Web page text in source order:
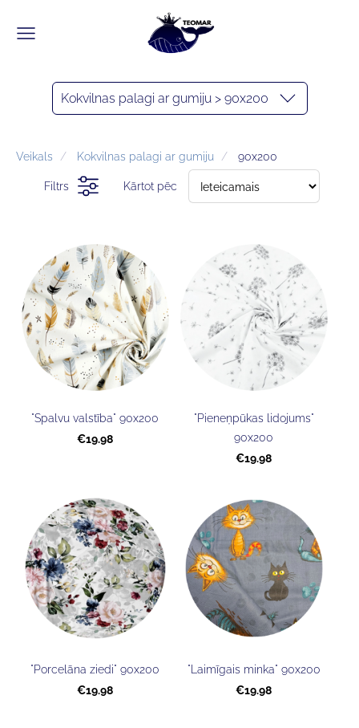
Kokvilnas palagi ar gumiju > 90x200
Veikals Kokvilnas palagi ar gumiju 90x200
Filtrs Kārtot pēc
"Spalvu valstība" 90x200
€19.98
"Pieneņpūkas lidojums"
90x200
€19.98
"Porcelāna ziedi" 90x200
€19.98
"Laimīgais minka" 90x200
€19.98